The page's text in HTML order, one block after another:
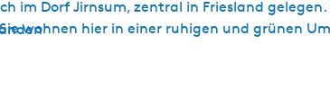
im Dorf Jirnsum, zentral in Friesland
wohnen hier in einer ruhigen und grünen